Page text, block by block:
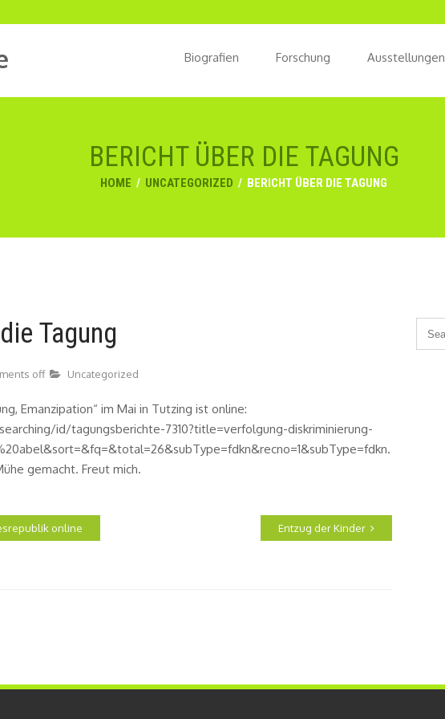
Biografien Forschung Ausstellungen
BERICHT ÜBER DIE TAGUNG
HOME / UNCATEGORIZED / BERICHT ÜBER DIE TAGUNG
Tagung
off Uncategorized
Emanzipation“ im Mai in Tutzing ist online:
id/tagungsberichte-7310?title=verfolgung-diskriminierung-
gemacht. Freut mich.
online Entzug der Kinder